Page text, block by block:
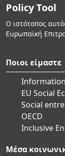
Policy Tool
Ο ιστότοπος
Ευρωπαϊκή
Ποιοι είμαστε
EU Social
Social
OECD
Inclusive
Μέσα